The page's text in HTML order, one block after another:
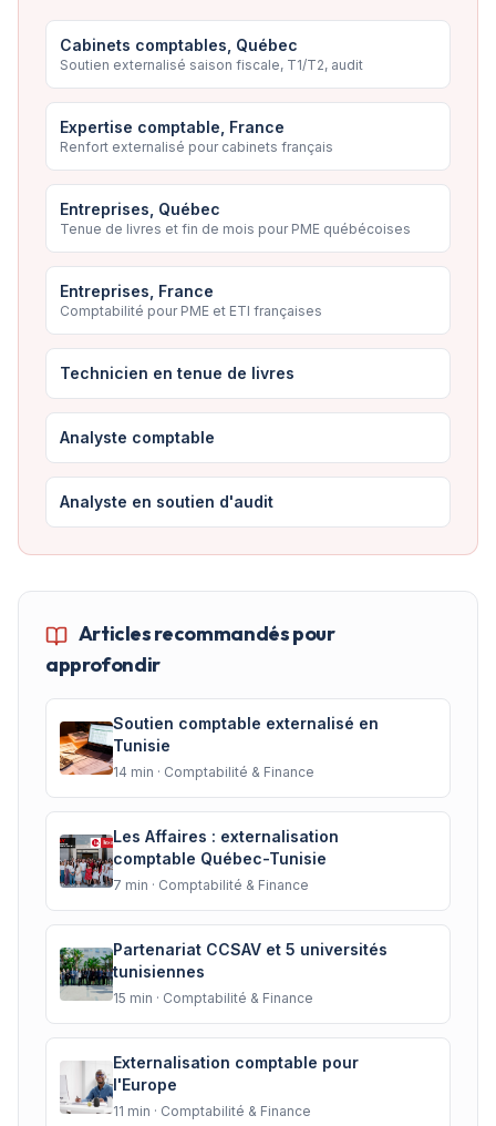
Cabinets comptables, Québec
Soutien externalisé saison fiscale, T1/T2, audit
Expertise comptable, France
Renfort externalisé pour cabinets français
Entreprises, Québec
Tenue de livres et fin de mois pour PME québécoises
Entreprises, France
Comptabilité pour PME et ETI françaises
Technicien en tenue de livres
Analyste comptable
Analyste en soutien d'audit
Articles recommandés pour
approfondir
Soutien comptable externalisé en
Tunisie
14 min · Comptabilité & Finance
Les Affaires : externalisation
comptable Québec-Tunisie
7 min · Comptabilité & Finance
Partenariat CCSAV et 5 universités
tunisiennes
15 min · Comptabilité & Finance
Externalisation comptable pour
l'Europe
11 min · Comptabilité & Finance